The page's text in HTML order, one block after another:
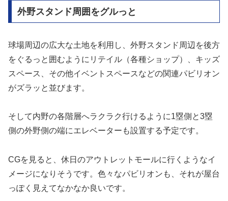
外野スタンド周囲をグルっと
球場周辺の広大な土地を利用し、外野スタンド周辺を後方
をぐるっと囲むようにリテイル（各種ショップ）、キッズ
スペース、その他イベントスペースなどの関連パビリオン
がズラッと並びます。
そして内野の各階層へラクラク行けるように1塁側と3塁
側の外野側の端にエレベーターも設置する予定です。
CGを見ると、休日のアウトレットモールに行くようなイ
メージになりそうです。色々なパビリオンも、それが屋台
っぽく見えてなかなか良いです。